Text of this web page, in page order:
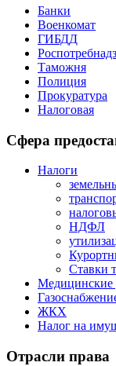
Банки
Военкомат
ГИБДД
Таможня
Полиция
Прокуратура
Налоговая
Сфера
Налоги
НДФЛ
Ставки
Медицинские
ЖКХ
Налог на
Отрасли права